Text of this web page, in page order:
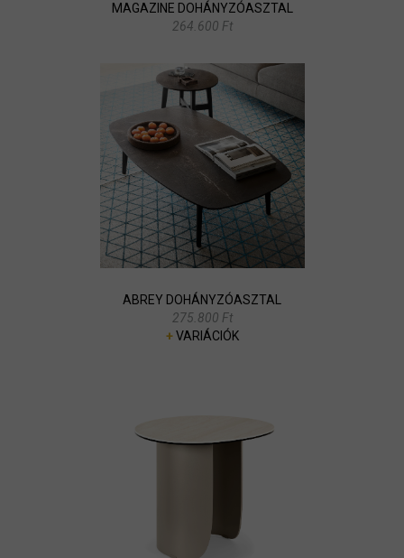
MAGAZINE DOHÁNYZÓASZTAL
264.600 Ft
ABREY DOHÁNYZÓASZTAL
275.800 Ft
+VARIÁCIÓK